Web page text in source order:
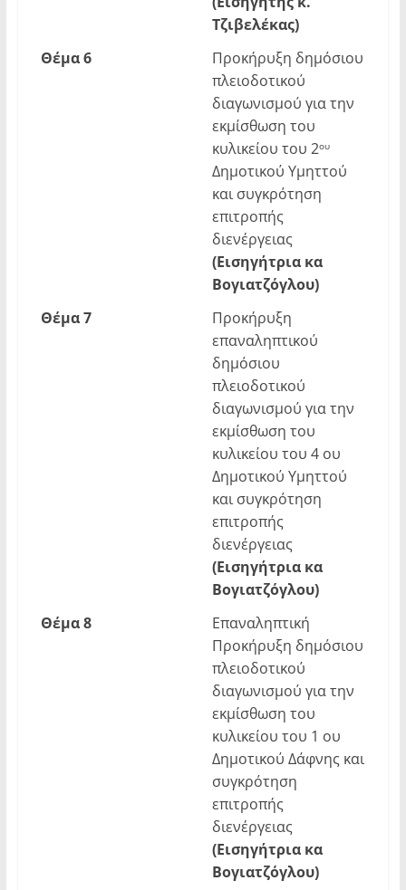
Τζιβελέκας)
Θέμα6
Προκήρυξη δημόσιου
πλειοδοτικού
διαγωνισμού για την
εκμίσθωση του
κυλικείου του 2ου
Δημοτικού Υμηττού
και συγκρότηση
επιτροπής
διενέργειας
(Εισηγήτρια κα
Βογιατζόγλου)
Θέμα7
Προκήρυξη
επαναληπτικού
δημόσιου
πλειοδοτικού
διαγωνισμού για την
εκμίσθωση του
κυλικείου του 4 ου
Δημοτικού Υμηττού
και συγκρότηση
επιτροπής
διενέργειας
(Εισηγήτρια κα
Βογιατζόγλου)
Θέμα8
Επαναληπτική
Προκήρυξη δημόσιου
πλειοδοτικού
διαγωνισμού για την
εκμίσθωση του
κυλικείου του 1 ου
Δημοτικού Δάφνης και
συγκρότηση
επιτροπής
διενέργειας
(Εισηγήτρια κα
Βογιατζόγλου)